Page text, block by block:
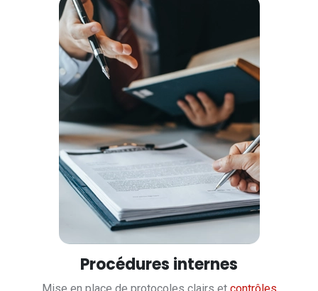
Procédures internes